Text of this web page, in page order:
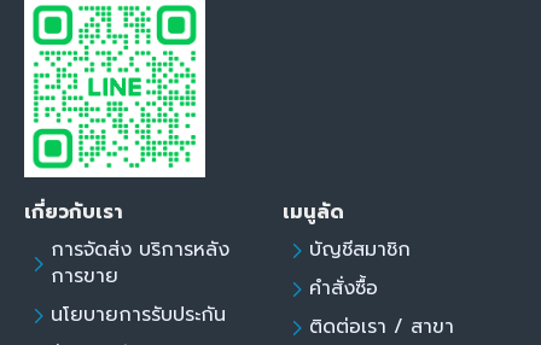
เกี่ยวกับเรา
การจัดส่ง บริการหลัง
การขาย
นโยบายการรับประกัน
เมนูลัด
บัญชีสมาชิก
คำสั่งซื้อ
ติดต่อเรา / สาขา